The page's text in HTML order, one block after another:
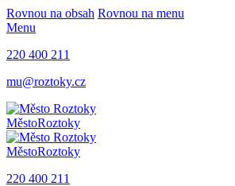
Rovnou na obsah Rovnou na menu
Menu
220 400 211
mu@roztoky.cz
MěstoRoztoky
MěstoRoztoky
220 400 211